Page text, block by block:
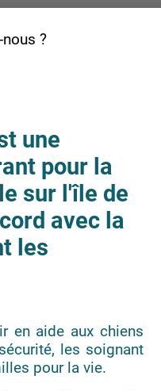
?
une
pour la
sur l'île de
avec la
les
en aide aux chiens
les soignant
pour la vie.